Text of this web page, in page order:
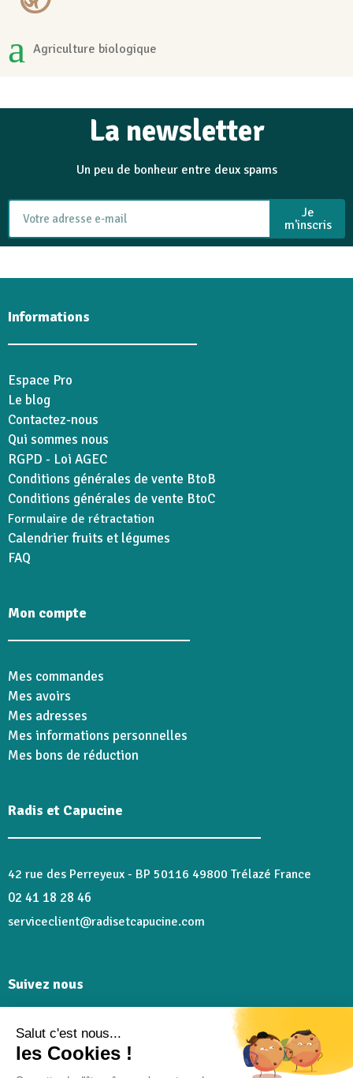
Salut c'est nous...
les Cookies !
Agriculture biologique
La newsletter
Un peu de bonheur entre deux spams
Je
m'inscris
Informations
Espace Pro
Le blog
Contactez-nous
Qui sommes nous
RGPD - Loi AGEC
Conditions générales de vente BtoB
Conditions générales de vente BtoC
Formulaire de rétractation
Calendrier fruits et légumes
FAQ
Mon compte
Mes commandes
Mes avoirs
Mes adresses
Mes informations personnelles
Mes bons de réduction
Radis et Capucine
42 rue des Perreyeux - BP 50116 49800 Trélazé France
02 41 18 28 46
serviceclient@radisetcapucine.com
Suivez nous
Rejoignez-nous et partagez plein de bons moments sur
nos réseaux @radisetcapucine